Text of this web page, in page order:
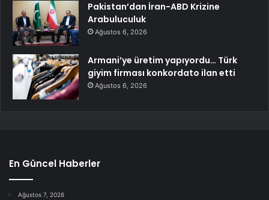
Pakistan’dan İran-ABD Krizine
Arabuluculuk
Ağustos 6, 2026
Armani’ye üretim yapıyordu… Türk
giyim firması konkordato ilan etti
Ağustos 6, 2026
En Güncel Haberler
Ağustos 7, 2026